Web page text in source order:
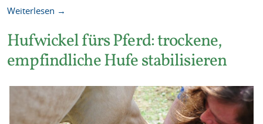
Weiterlesen →
Hufwickel fürs Pferd: trockene,
empfindliche Hufe stabilisieren